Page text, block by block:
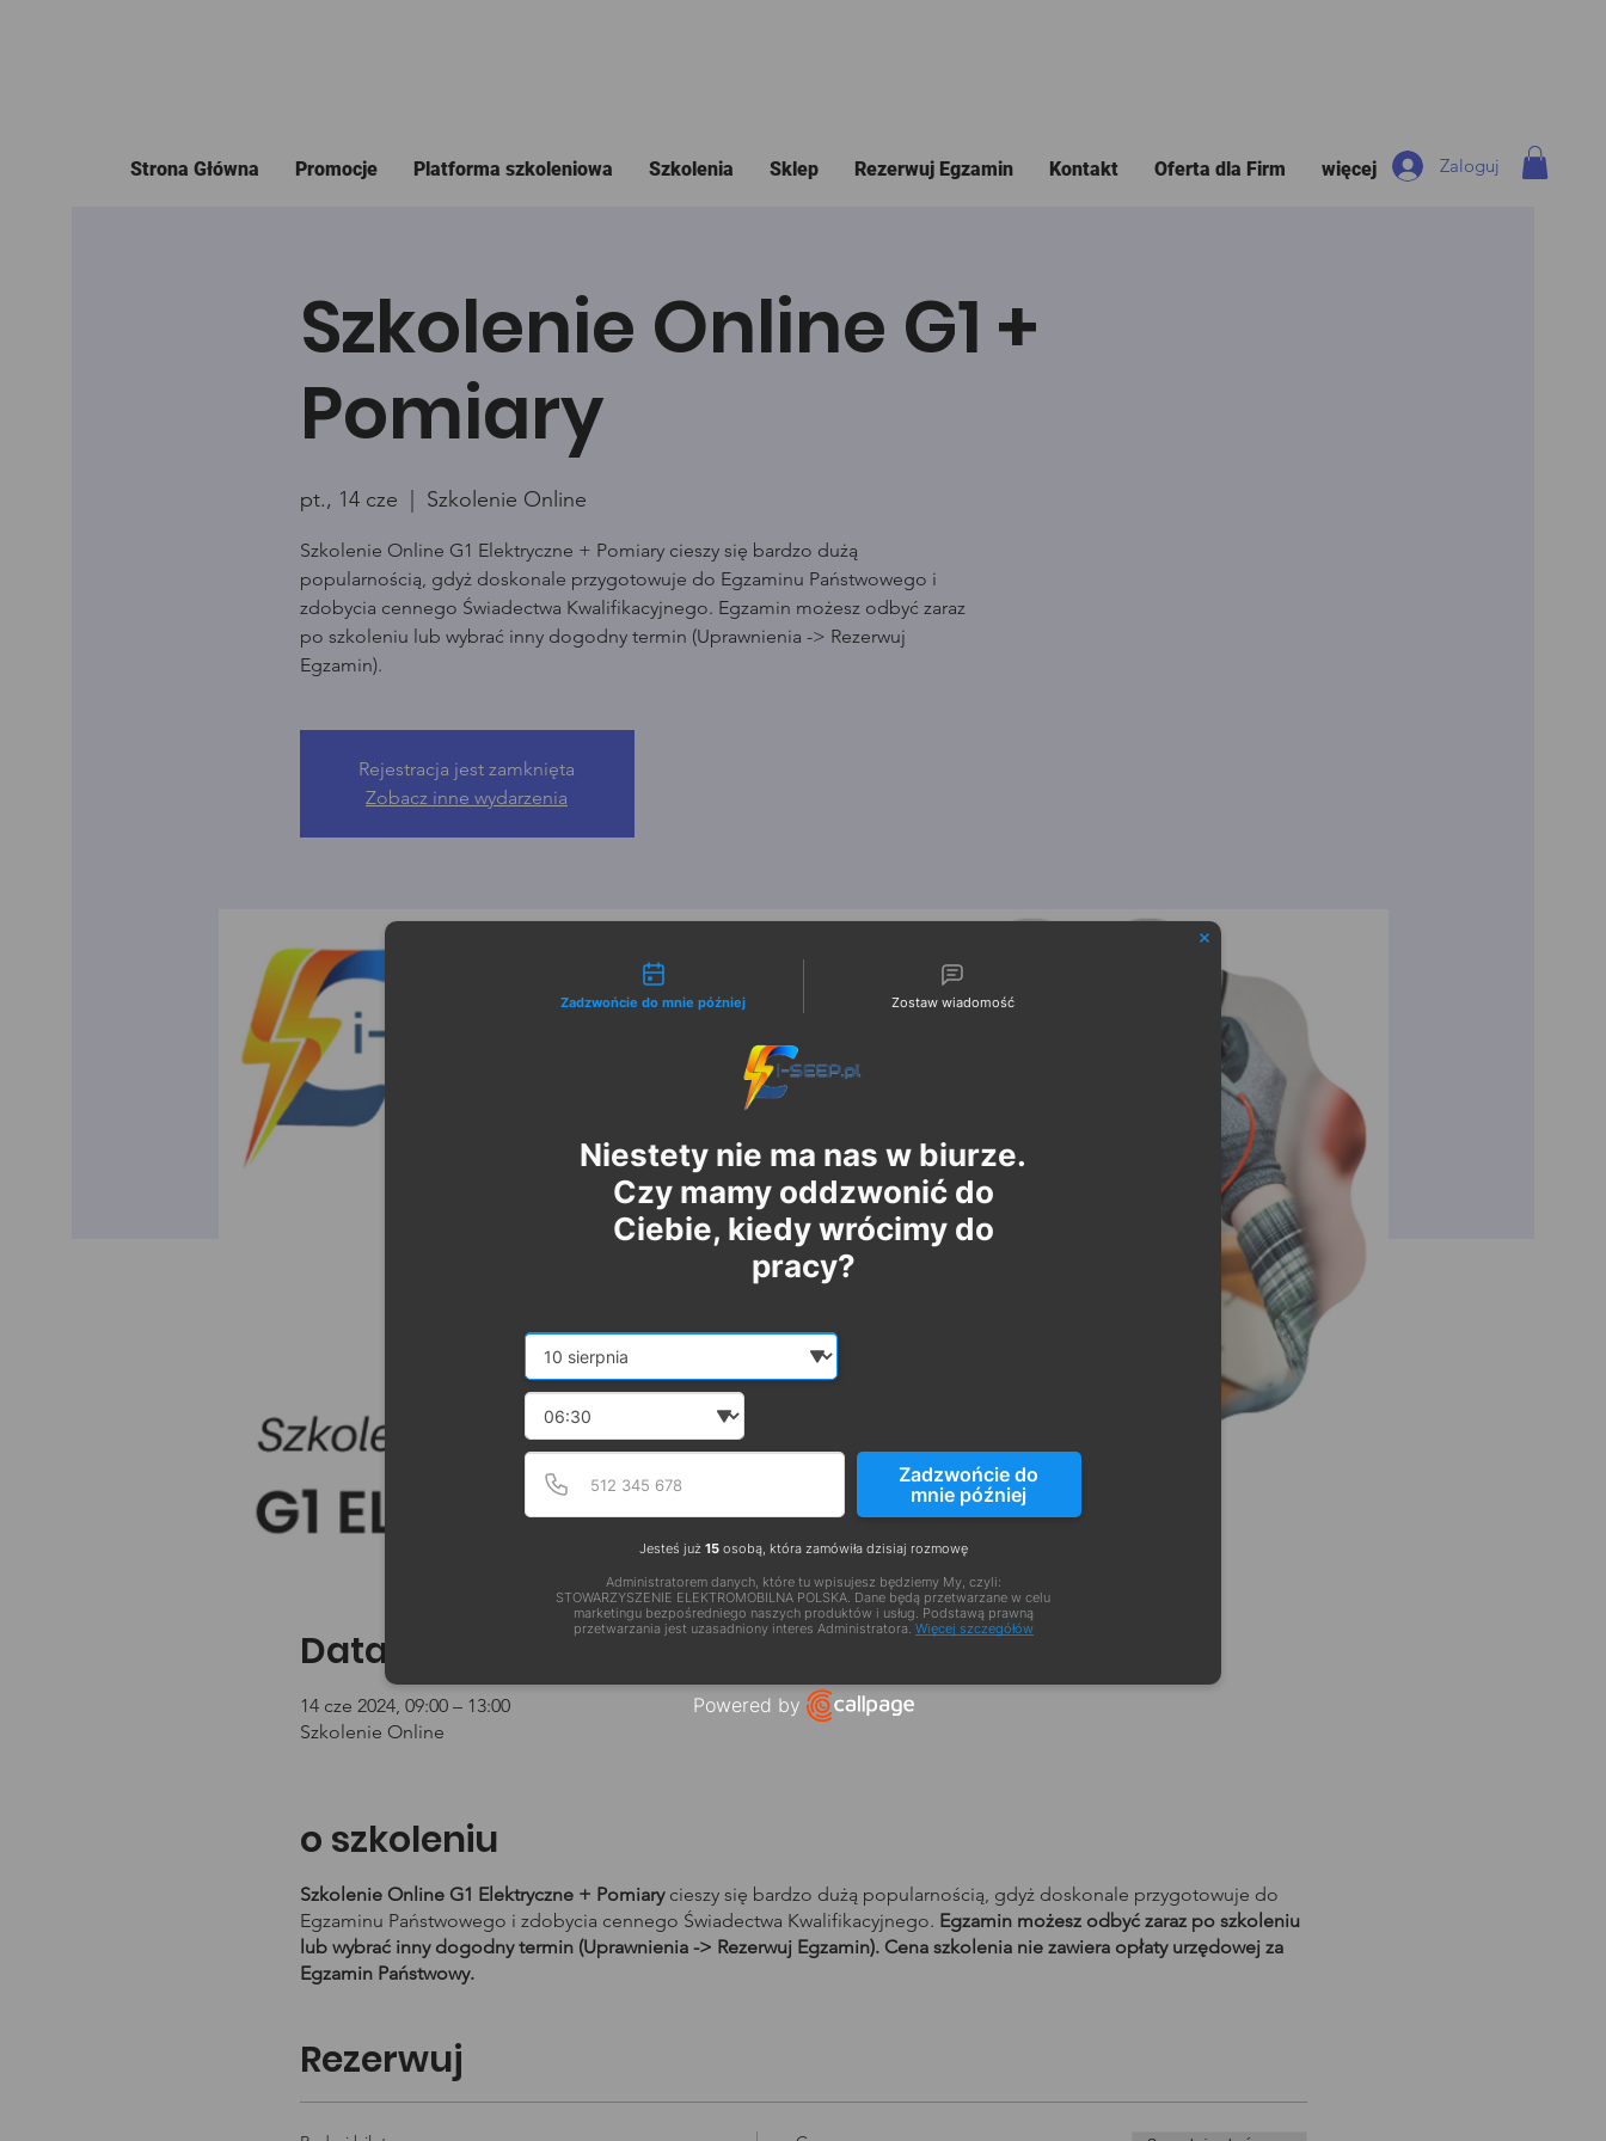
Strona Główna Promocje Platforma szkoleniowa Szkolenia Sklep Rezerwuj Egzamin Kontakt Oferta dla Firm więcej Zaloguj
Szkolenie Online G1 +
Pomiary
pt., 14 cze
  |
Szkolenie Online
Szkolenie Online G1 Elektryczne + Pomiary cieszy się bardzo dużą
popularnością, gdyż doskonale przygotowuje do Egzaminu Państwowego i
zdobycia cennego Świadectwa Kwalifikacyjnego. Egzamin możesz odbyć zaraz
po szkoleniu lub wybrać inny dogodny termin (Uprawnienia -> Rezerwuj
Egzamin).
Rejestracja jest zamknięta
Zobacz inne wydarzenia
Data i godzina szkolenia
14 cze 2024, 09:00 – 13:00
Szkolenie Online
o szkoleniu
Szkolenie Online G1 Elektryczne + Pomiarycieszy się bardzo dużą popularnością, gdyż doskonale przygotowuje do
Egzaminu Państwowego i zdobycia cennego Świadectwa Kwalifikacyjnego. Egzamin możesz odbyć zaraz po szkoleniu
lub wybrać inny dogodny termin (Uprawnienia -> Rezerwuj Egzamin). Cena szkolenia nie zawiera opłaty urzędowej za
Egzamin Państwowy.
Rezerwuj
Możliwości kontaktu
Zadzwońcie do mnie później Zostaw wiadomość
Niestety nie ma nas w biurze.
Czy mamy oddzwonić do
Ciebie, kiedy wrócimy do
pracy?
Date and time slection for scheduled call
Wybierz datę
Wybierz godzinę
Numer telefonu
Podaj poprawny numer telefonu w formacie E164
Zadzwońcie do
mnie później
Jesteś już 15osobą, która zamówiła dzisiaj rozmowę
Administratorem danych, które tu wpisujesz będziemy My, czyli:
STOWARZYSZENIE ELEKTROMOBILNA POLSKA. Dane będą przetwarzane w celu
marketingu bezpośredniego naszych produktów i usług. Podstawą prawną
przetwarzania jest uzasadniony interes Administratora. Więcej szczegółów
Powered by